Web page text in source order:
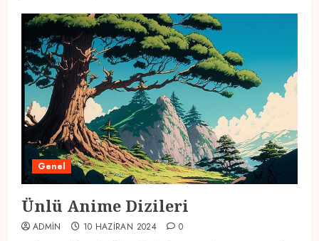
Genel
Ünlü Anime Dizileri
ADMIN 10 HAZIRAN 2024 0